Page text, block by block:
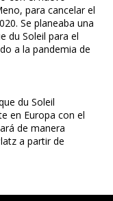
para cancelar el
Se planeaba una
du Soleil para el
a la pandemia de
du Soleil
en Europa con el
de manera
a partir de